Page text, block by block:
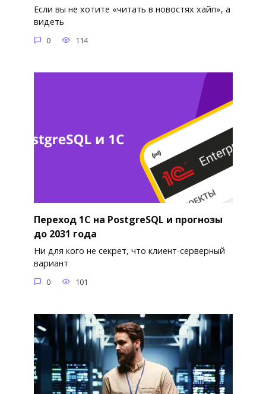
Если вы не хотите «читать в новостях хайп», а
видеть
0 114
Переход 1С на PostgreSQL и прогнозы
до 2031 года
Ни для кого не секрет, что клиент-серверный
вариант
0 101